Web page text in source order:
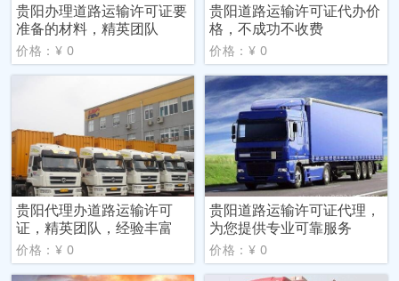
贵阳办理道路运输许可证要
准备的材料，精英团队
价格：¥ 0
贵阳道路运输许可证代办价
格，不成功不收费
价格：¥ 0
贵阳代理办道路运输许可
证，精英团队，经验丰富
价格：¥ 0
贵阳道路运输许可证代理，
为您提供专业可靠服务
价格：¥ 0